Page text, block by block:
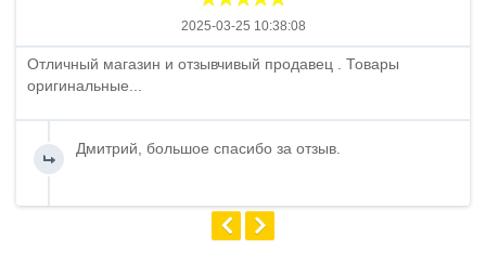
2025-03-25 10:38:08
Отличный магазин и отзывчивый продавец . Товары
оригинальные...
Дмитрий, большое спасибо за отзыв.